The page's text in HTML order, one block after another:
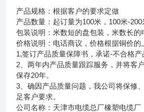
产品规格：根据客户的要求定做
产品数量：起订量为100米，100米-
包装说明：米数短的盘包装，米数长的
价格说明：电话商议，价格根据铜价的
1,签订产品质量保障书，承诺-不合格产
2、两年内产品质量跟踪服务，并将客
保存20年。
3、确因产品质量问题，我公司将保修
足客户要求。
公司名称：天津市电缆总厂橡塑电缆厂